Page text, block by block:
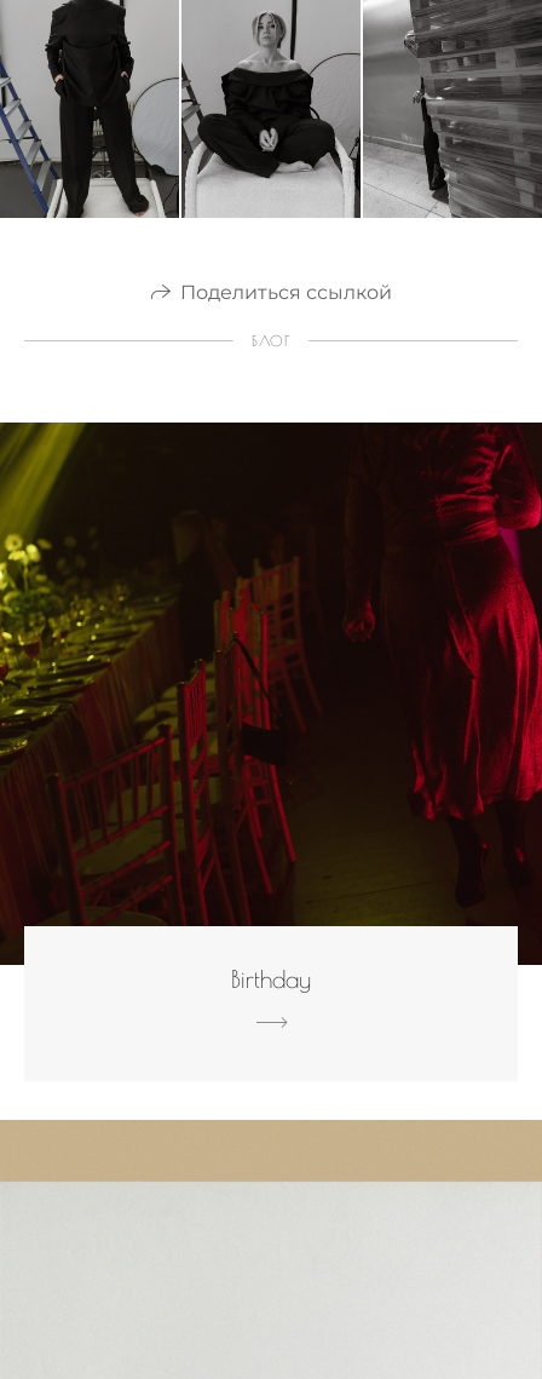
Поделиться ссылкой
БЛОГ
Вirthday